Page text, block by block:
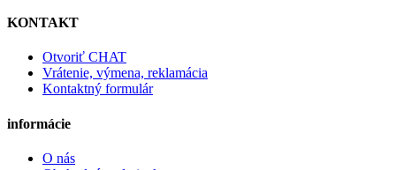
KONTAKT
Otvoriť CHAT
Vrátenie, výmena, reklamácia
Kontaktný formulár
informácie
O nás